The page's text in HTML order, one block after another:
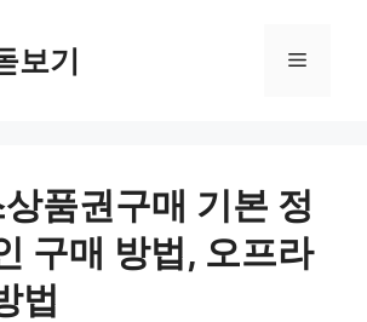
보기 메
품권구매 기본 정
구매 방법, 오프라
법